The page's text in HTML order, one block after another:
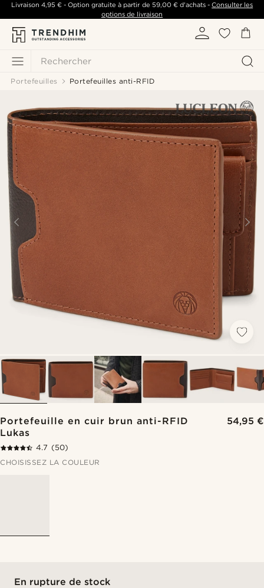
Rechercher
Livraison 4,95 €- Option gratuite à partir de 59,00 €d'achats -Consulter les
options de livraison
Portefeuilles Portefeuilles anti-RFID
Portefeuille en cuir brun anti-RFID
Lukas
54,95 €
4.7 (50)
CHOISISSEZ LA COULEUR
En rupture de stock